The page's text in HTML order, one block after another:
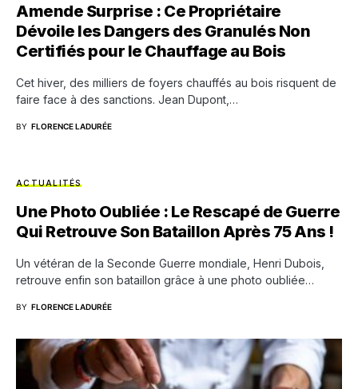
Amende Surprise : Ce Propriétaire
Dévoile les Dangers des Granulés Non
Certifiés pour le Chauffage au Bois
Cet hiver, des milliers de foyers chauffés au bois risquent de
faire face à des sanctions. Jean Dupont,…
BY FLORENCE LADURÉE
ACTUALITÉS
Une Photo Oubliée : Le Rescapé de Guerre
Qui Retrouve Son Bataillon Après 75 Ans !
Un vétéran de la Seconde Guerre mondiale, Henri Dubois,
retrouve enfin son bataillon grâce à une photo oubliée…
BY FLORENCE LADURÉE